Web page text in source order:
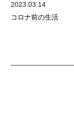
2023.03.14
コロナ前の生活